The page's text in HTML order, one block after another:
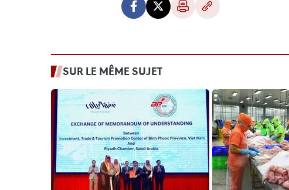
SUR LE MÊME SUJET